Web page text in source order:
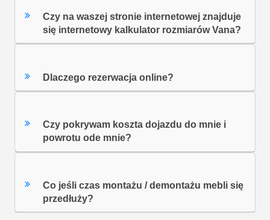
Czy na waszej stronie internetowej znajduje
się internetowy kalkulator rozmiarów Vana?
Dlaczego rezerwacja online?
Czy pokrywam koszta dojazdu do mnie i
powrotu ode mnie?
Co jeśli czas montażu / demontażu mebli się
przedłuży?